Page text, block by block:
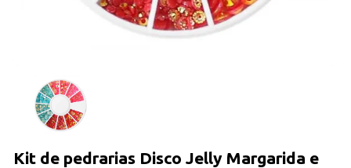
Kit de pedrarias Disco Jelly Margarida e